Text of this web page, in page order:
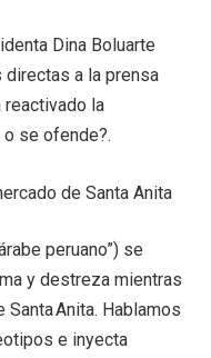
Dina Boluarte
a la prensa
reactivado la
se ofende?.
de Santa Anita
peruano”) se
y destreza mientras
Anita. Hablamos
e inyecta